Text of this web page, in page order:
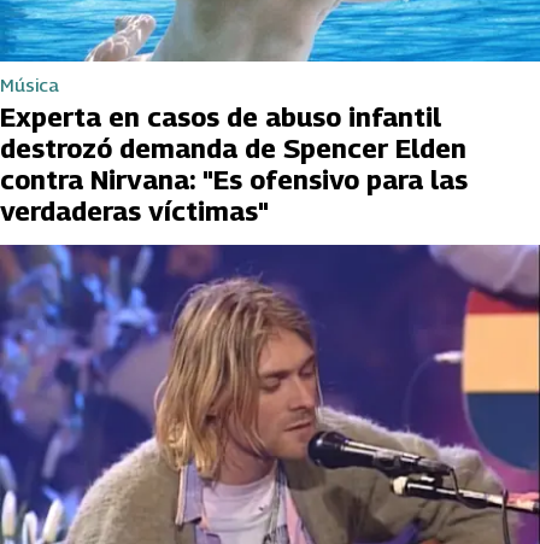
Música
Experta en casos de abuso infantil
destrozó demanda de Spencer Elden
contra Nirvana: "Es ofensivo para las
verdaderas víctimas"